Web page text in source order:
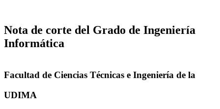
Nota de corte del Grado de Ingeniería
Informática
Facultad de Ciencias Técnicas e Ingeniería de la
UDIMA